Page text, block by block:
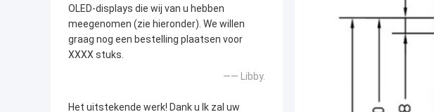
OLED-displays die wij van u hebben
meegenomen (zie hieronder). We willen
graag nog een bestelling plaatsen voor
XXXX stuks.
—— Libby.
Het uitstekende werk! Dank u Ik zal uw